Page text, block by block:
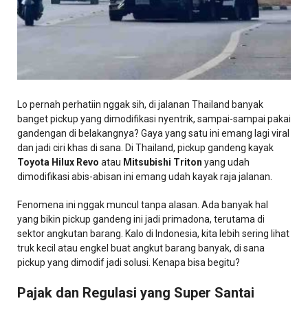
Lo pernah perhatiin nggak sih, di jalanan Thailand banyak
banget pickup yang dimodifikasi nyentrik, sampai-sampai pakai
gandengan di belakangnya? Gaya yang satu ini emang lagi viral
dan jadi ciri khas di sana. Di Thailand, pickup gandeng kayak
Toyota Hilux Revo atau Mitsubishi Triton yang udah
dimodifikasi abis-abisan ini emang udah kayak raja jalanan.
Fenomena ini nggak muncul tanpa alasan. Ada banyak hal
yang bikin pickup gandeng ini jadi primadona, terutama di
sektor angkutan barang. Kalo di Indonesia, kita lebih sering lihat
truk kecil atau engkel buat angkut barang banyak, di sana
pickup yang dimodif jadi solusi. Kenapa bisa begitu?
Pajak dan Regulasi yang Super Santai